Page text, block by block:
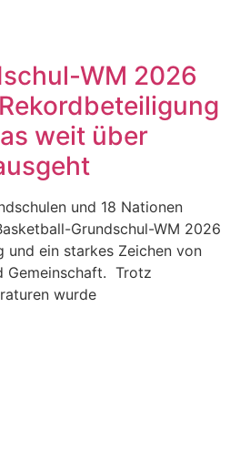
WM 2026
weit über
und 18 Nationen
Grundschul-WM 2026
und ein starkes Zeichen von
Gemeinschaft. Trotz
wurde